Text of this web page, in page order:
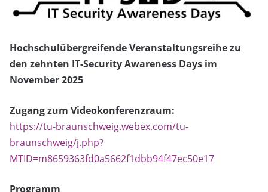
Hochschulübergreifende Veranstaltungsreihe zu
den zehnten IT-Security Awareness Days im
November 2025
Zugang zum Videokonferenzraum:
https://tu-braunschweig.webex.com/tu-
braunschweig/j.php?
MTID=m8659363fd0a5662f1dbb94f47ec50e17
Programm